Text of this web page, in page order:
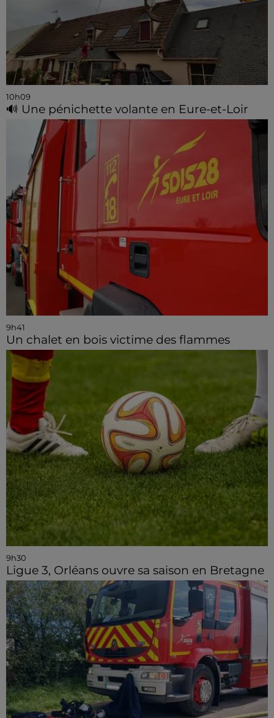
10h09
🔊 Une pénichette volante en Eure-et-Loir
9h41
Un chalet en bois victime des flammes
9h30
Ligue 3, Orléans ouvre sa saison en Bretagne